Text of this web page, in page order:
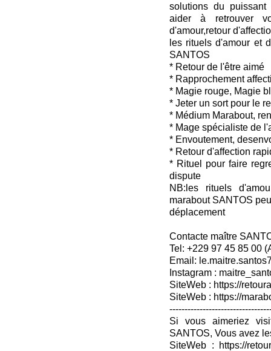
solutions du
aider à retrouver
d'amour,retour
les rituels d'amour et
SANTOS
* Retour de l'être aimé
* Rapprochement
* Magie rouge, Magie
* Jeter un sort pour le
* Médium Marabout,
* Mage spécialiste de
* Envoutement,
* Retour d'affection
* Rituel pour faire
dispute
NB:les rituels
marabout SANTOS
déplacement
Contacte maître
Tel: +229 97 45 85 00
Email:
Instagram :
SiteWeb : https://
SiteWeb : https://
Si vous aimeriez
SANTOS, Vous avez
SiteWeb : https://